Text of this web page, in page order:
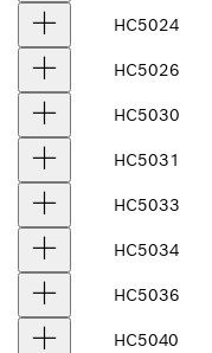
HC5024
HC5026
HC5030
HC5031
HC5033
HC5034
HC5036
HC5040